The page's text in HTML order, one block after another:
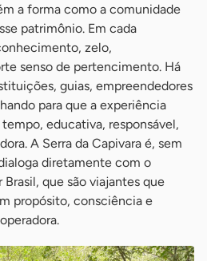
a forma como a comunidade
patrimônio. Em cada
zelo,
senso de pertencimento. Há
guias, empreendedores
para que a experiência
educativa, responsável,
A Serra da Capivara é, sem
diretamente com o
que são viajantes que
propósito, consciência e